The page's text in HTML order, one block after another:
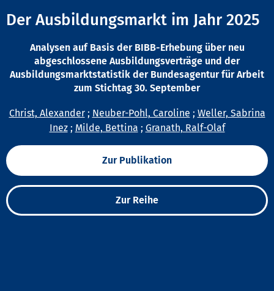
Der Ausbildungsmarkt im Jahr 2025
Analysen auf Basis der BIBB-Erhebung über neu
abgeschlossene Ausbildungsverträge und der
Ausbildungsmarktstatistik der Bundesagentur für Arbeit
zum Stichtag 30. September
Christ, Alexander; Neuber-Pohl, Caroline ; Weller, Sabrina
Inez; Milde, Bettina ; Granath, Ralf-Olaf
Zur Publikation
Zur Reihe